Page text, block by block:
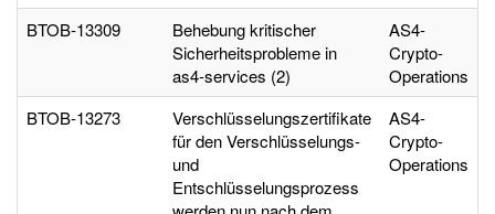
BTOB-13309
Behebung kritischer
Sicherheitsprobleme in
as4-services (2)
AS4-
Crypto-
Operations
BTOB-13273
Verschlüsselungszertifikate
für den Verschlüsselungs-
und
Entschlüsselungsprozess
AS4-
Crypto-
Operations